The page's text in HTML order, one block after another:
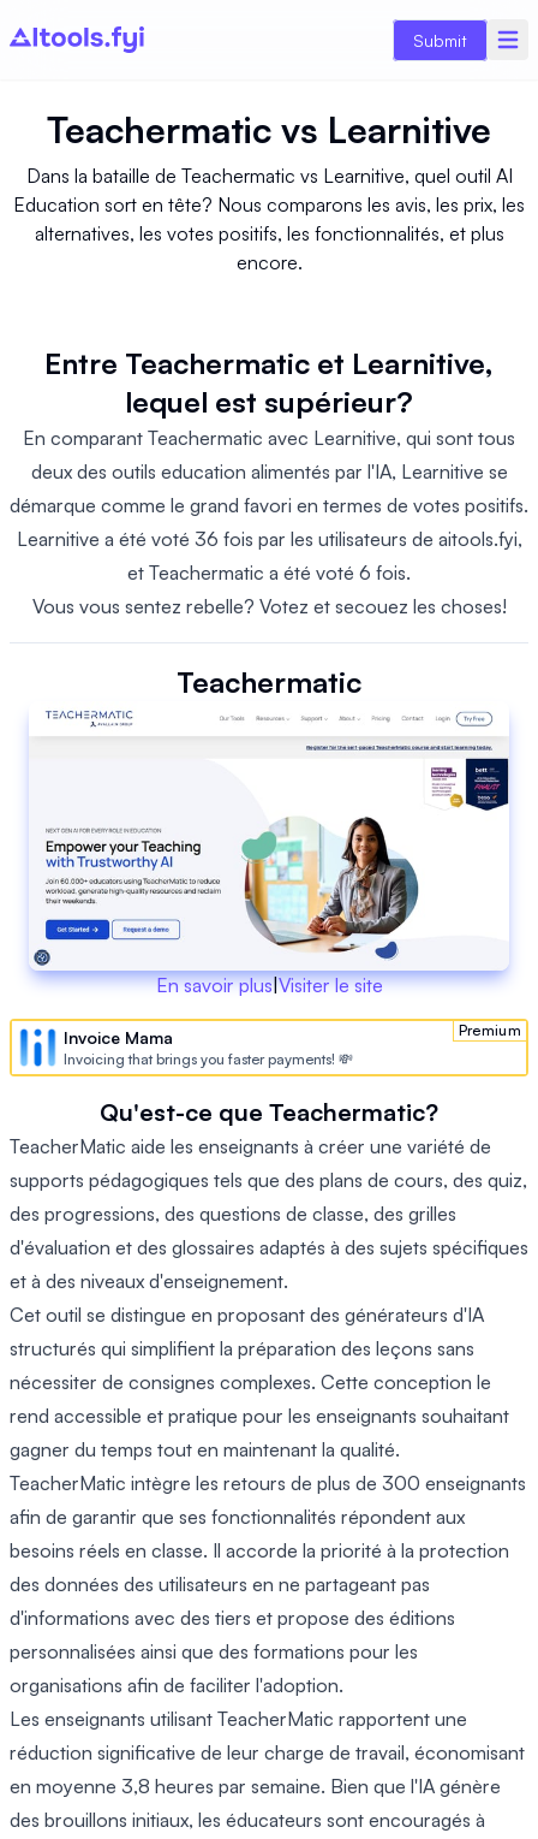
Submit
Teachermatic vs Learnitive
Dans la bataille de Teachermatic vs Learnitive, quel outil AI
Education sort en tête? Nous comparons les avis, les prix, les
alternatives, les votes positifs, les fonctionnalités, et plus
encore.
Entre Teachermatic et Learnitive,
lequel est supérieur?
En comparant Teachermatic avec Learnitive, qui sont tous
deux des outils education alimentés par l'IA, Learnitive se
démarque comme le grand favori en termes de votes positifs.
Learnitive a été voté 36 fois par les utilisateurs de aitools.fyi,
et Teachermatic a été voté 6 fois.
Vous vous sentez rebelle? Votez et secouez les choses!
Teachermatic
En savoir plus|Visiter le site
Premium
Invoice Mama
Invoicing that brings you faster payments! 💸
Qu'est-ce que Teachermatic?
TeacherMatic aide les enseignants à créer une variété de
supports pédagogiques tels que des plans de cours, des quiz,
des progressions, des questions de classe, des grilles
d'évaluation et des glossaires adaptés à des sujets spécifiques
et à des niveaux d'enseignement.
Cet outil se distingue en proposant des générateurs d'IA
structurés qui simplifient la préparation des leçons sans
nécessiter de consignes complexes. Cette conception le
rend accessible et pratique pour les enseignants souhaitant
gagner du temps tout en maintenant la qualité.
TeacherMatic intègre les retours de plus de 300 enseignants
afin de garantir que ses fonctionnalités répondent aux
besoins réels en classe. Il accorde la priorité à la protection
des données des utilisateurs en ne partageant pas
d'informations avec des tiers et propose des éditions
personnalisées ainsi que des formations pour les
organisations afin de faciliter l'adoption.
Les enseignants utilisant TeacherMatic rapportent une
réduction significative de leur charge de travail, économisant
en moyenne 3,8 heures par semaine. Bien que l'IA génère
des brouillons initiaux, les éducateurs sont encouragés à